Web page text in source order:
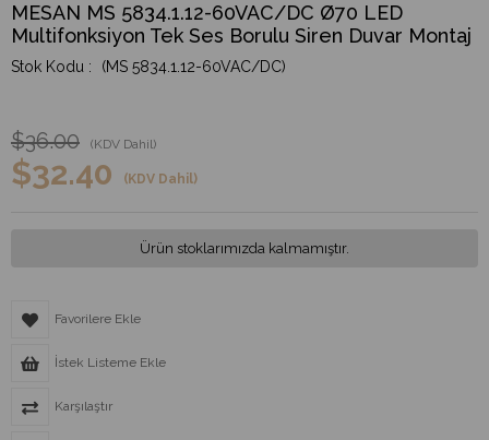
MESAN MS 5834.1.12-60VAC/DC Ø70 LED
Multifonksiyon Tek Ses Borulu Siren Duvar Montaj
(MS 5834.1.12-60VAC/DC)
$36.00 (KDV Dahil)
$32.40 (KDV Dahil)
Ürün stoklarımızda kalmamıştır.
Favorilere Ekle
İstek Listeme Ekle
Karşılaştır